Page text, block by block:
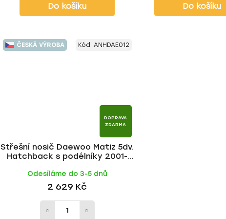
Do košíku Do košíku
ČESKÁ VÝROBA
DOPRAVA
ZDARMA
Střešní nosič Daewoo Matiz 5dv.
Hatchback s podélníky 2001-
Odesíláme do 3-5 dnů
2 629 Kč
Kód: ANHDAE012